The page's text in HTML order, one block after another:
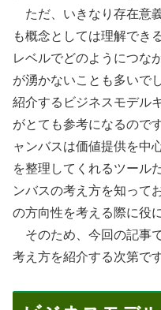
ただ、いきなり存在意
も概念としては理解でき
レベルでどのようにつな
が湧かないことも多いで
紹介するビジネスモデル
がとても参考になるので
ャンバスは価値提供を中
を整理してくれるツール
ンバスの考え方を知って
の方向性を考える際に役
そのため、今回の記事
考え方を紹介する次第です